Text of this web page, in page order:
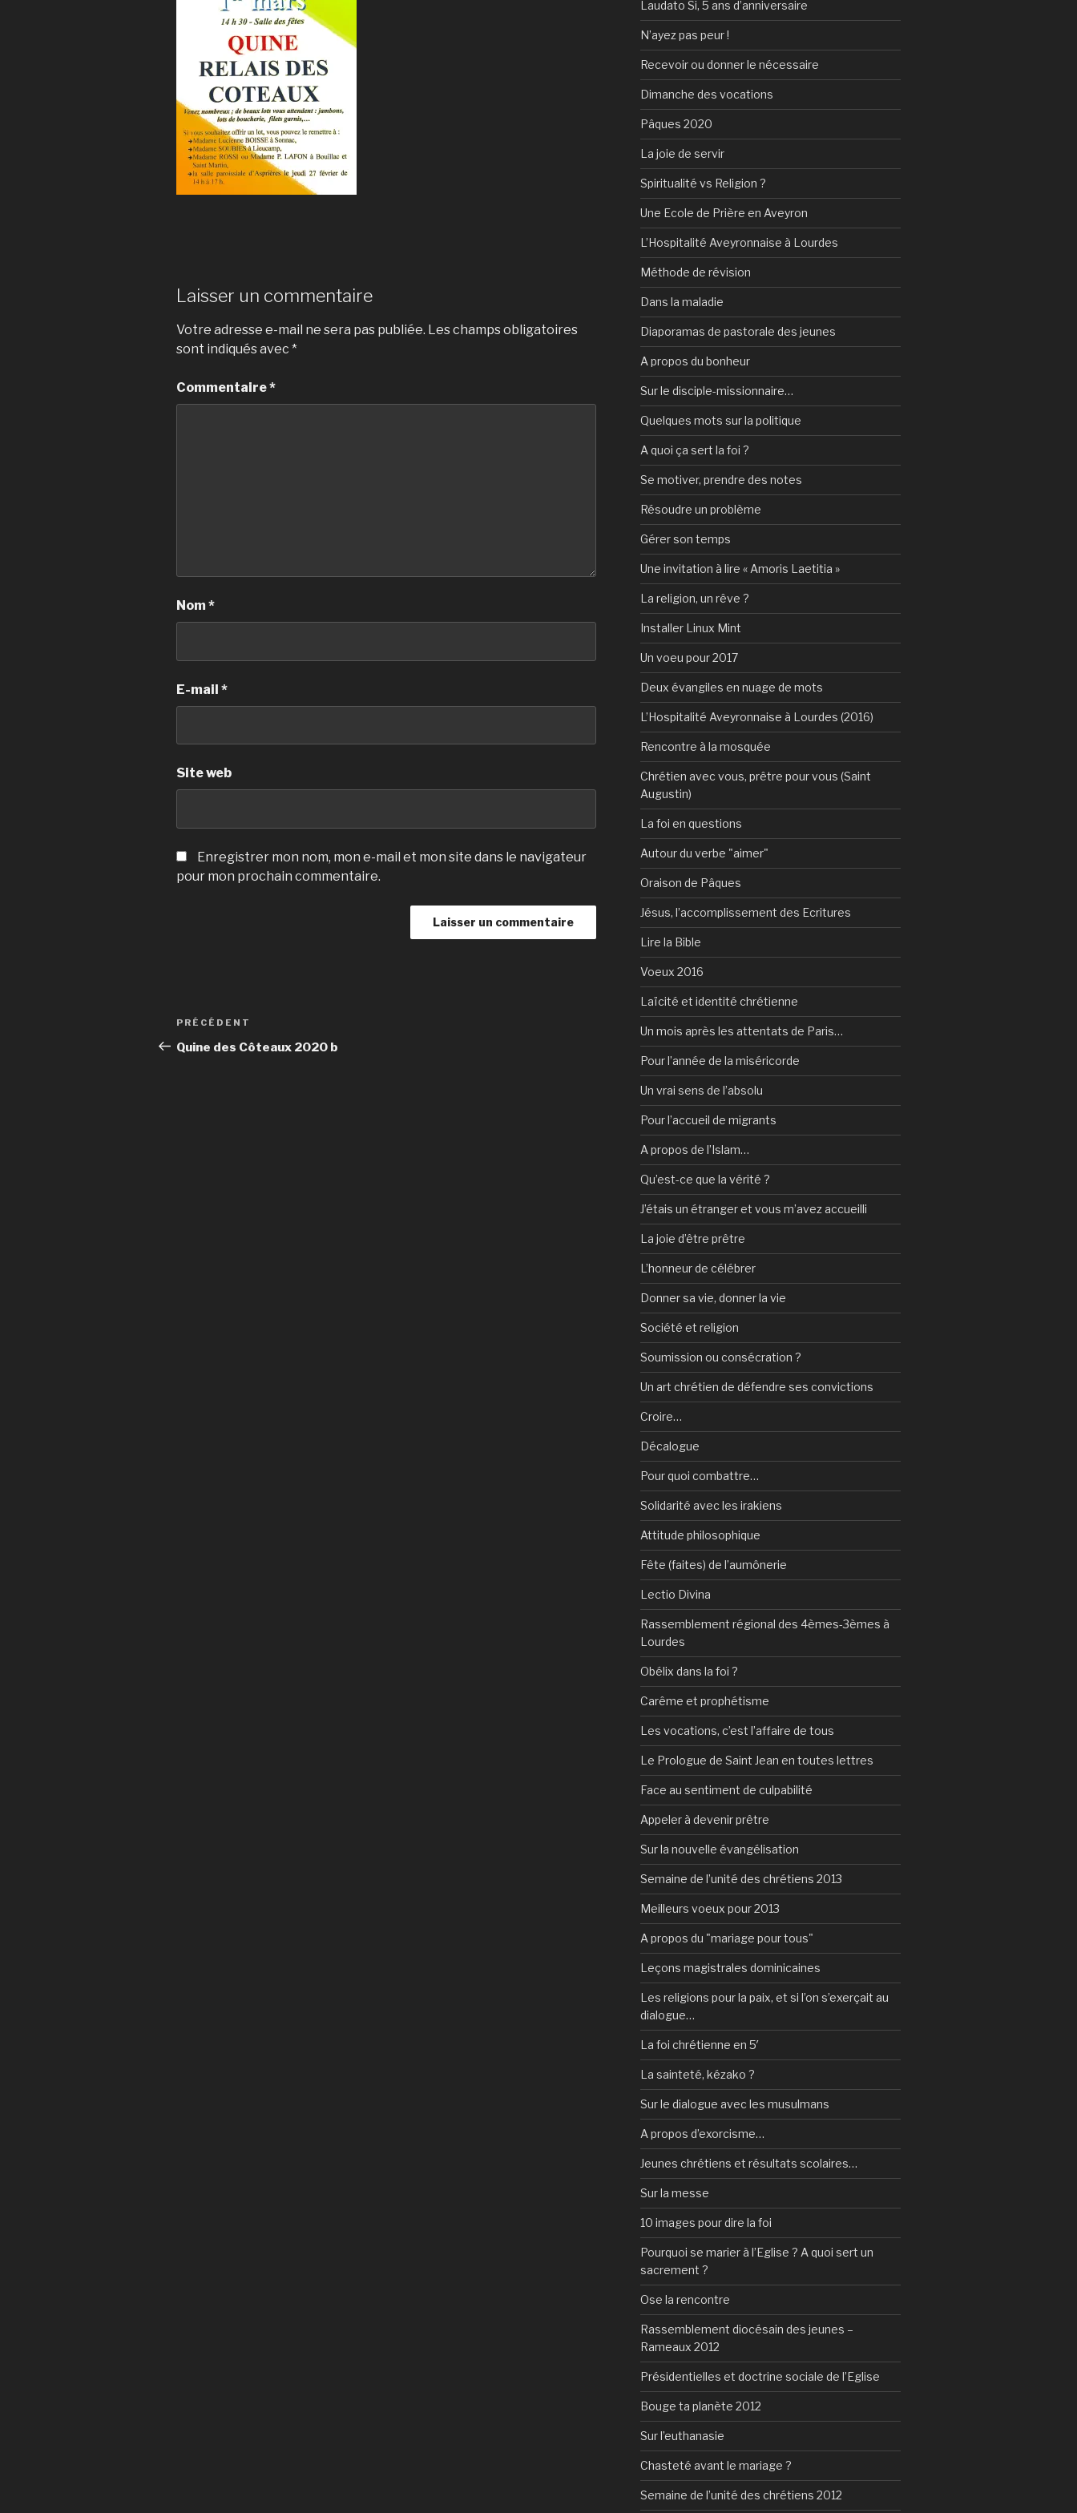
Laisser un commentaire
Votre adresse e-mail ne sera pas publiée. Les champs obligatoires
sont indiqués avec *
Commentaire*
Nom*
E-mail *
Site web
Enregistrer mon nom, mon e-mail et mon site dans le navigateur
pour mon prochain commentaire.
Navigation
de
Article
précédent
PRÉCÉDENT
Quine des Côteaux 2020 b
Laudato Si, 5 ans d’anniversaire
N’ayez pas peur !
Recevoir ou donner le nécessaire
Dimanche des vocations
Pâques 2020
La joie de servir
Spiritualité vs Religion ?
Une Ecole de Prière en Aveyron
L’Hospitalité Aveyronnaise à Lourdes
Méthode de révision
Dans la maladie
Diaporamas de pastorale des jeunes
A propos du bonheur
Sur le disciple-missionnaire…
Quelques mots sur la politique
A quoi ça sert la foi ?
Se motiver, prendre des notes
Résoudre un problème
Gérer son temps
Une invitation à lire « Amoris Laetitia »
La religion, un rêve ?
Installer Linux Mint
Un voeu pour 2017
Deux évangiles en nuage de mots
L’Hospitalité Aveyronnaise à Lourdes (2016)
Rencontre à la mosquée
Chrétien avec vous, prêtre pour vous (Saint
Augustin)
La foi en questions
Autour du verbe "aimer"
Oraison de Pâques
Jésus, l’accomplissement des Ecritures
Lire la Bible
Voeux 2016
Laïcité et identité chrétienne
Un mois après les attentats de Paris…
Pour l’année de la miséricorde
Un vrai sens de l’absolu
Pour l’accueil de migrants
A propos de l’Islam…
Qu’est-ce que la vérité ?
J’étais un étranger et vous m’avez accueilli
La joie d’être prêtre
L’honneur de célébrer
Donner sa vie, donner la vie
Société et religion
Soumission ou consécration ?
Un art chrétien de défendre ses convictions
Croire…
Décalogue
Pour quoi combattre…
Solidarité avec les irakiens
Attitude philosophique
Fête (faites) de l’aumônerie
Lectio Divina
Rassemblement régional des 4èmes-3èmes à
Lourdes
Obélix dans la foi ?
Carême et prophétisme
Les vocations, c’est l’affaire de tous
Le Prologue de Saint Jean en toutes lettres
Face au sentiment de culpabilité
Appeler à devenir prêtre
Sur la nouvelle évangélisation
Semaine de l’unité des chrétiens 2013
Meilleurs voeux pour 2013
A propos du "mariage pour tous"
Leçons magistrales dominicaines
Les religions pour la paix, et si l’on s’exerçait au
dialogue…
La foi chrétienne en 5′
La sainteté, kézako ?
Sur le dialogue avec les musulmans
A propos d’exorcisme…
Jeunes chrétiens et résultats scolaires…
Sur la messe
10 images pour dire la foi
Pourquoi se marier à l’Eglise ? A quoi sert un
sacrement ?
Ose la rencontre
Rassemblement diocésain des jeunes –
Rameaux 2012
Présidentielles et doctrine sociale de l’Eglise
Bouge ta planète 2012
Sur l’euthanasie
Chasteté avant le mariage ?
Semaine de l’unité des chrétiens 2012